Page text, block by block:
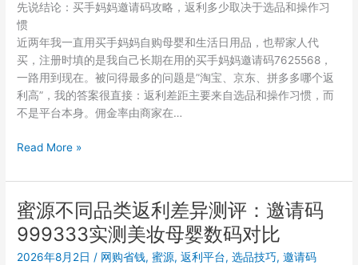
动
发
单
有
么
区
邀
7625568
对
比
先说结论：买手妈妈邀请码攻略，返利多少取决于选品和操作习
惯
近两年我一直用买手妈妈自购母婴和生活日用品，也帮家人代
买，注册时填的是我自己长期在用的买手妈妈邀请码7625568，
一路用到现在。被问得最多的问题是”淘宝、京东、拼多多哪个返
利高”，我的答案很直接：返利差距主要来自选品和操作习惯，而
不是平台本身。佣金率由商家在…
带
没
时
间
上
班，
Read More »
蜜源不同品类返利差异测评：邀请码
999333实测美妆母婴数码对比
2026年8月2日/ 网购省钱,蜜源,返利平台,选品技巧,邀请码